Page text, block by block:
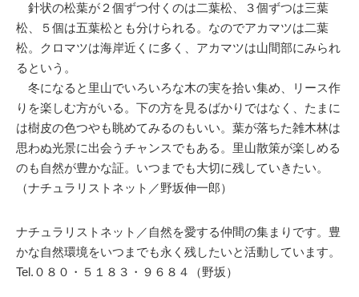
針状の松葉が２個ずつ付くのは二葉松、３個ずつは三葉
松、５個は五葉松とも分けられる。なのでアカマツは二葉
松。クロマツは海岸近くに多く、アカマツは山間部にみられ
るという。
冬になると里山でいろいろな木の実を拾い集め、リース作
りを楽しむ方がいる。下の方を見るばかりではなく、たまに
は樹皮の色つやも眺めてみるのもいい。葉が落ちた雑木林は
思わぬ光景に出会うチャンスでもある。里山散策が楽しめる
のも自然が豊かな証。いつまでも大切に残していきたい。
（ナチュラリストネット／野坂伸一郎）
ナチュラリストネット／自然を愛する仲間の集まりです。豊
かな自然環境をいつまでも永く残したいと活動しています。
Tel.０８０・５１８３・９６８４（野坂）